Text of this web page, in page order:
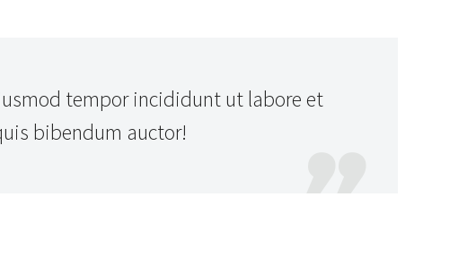
tempor incididunt ut labore et
bibendum auctor!